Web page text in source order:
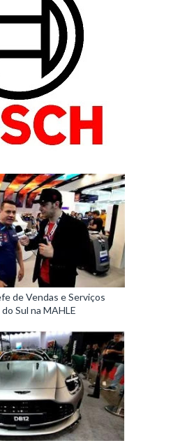
de Vendas e Serviços
Sul na MAHLE